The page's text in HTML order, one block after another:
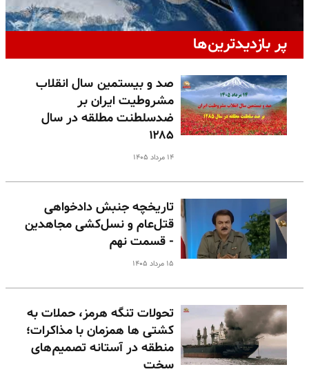
پر بازدیدترین‌ها
صد و بیستمین سال انقلاب
مشروطیت ایران بر
ضدسلطنت مطلقه در سال
۱۲۸۵
۱۴ مرداد ۱۴۰۵
تاریخچه جنبش دادخواهی
قتل‌عام و نسل‌کشی مجاهدین
- قسمت نهم
۱۵ مرداد ۱۴۰۵
تحولات تنگه هرمز، حملات به
کشتی ها همزمان با مذاکرات؛
منطقه در آستانه تصمیم‌های
سخت